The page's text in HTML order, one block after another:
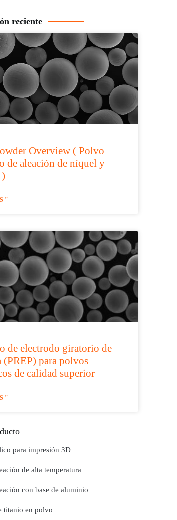
reciente
Overview ( Polvo
de aleación de níquel y
"
de electrodo giratorio de
(PREP) para polvos
de calidad superior
"
para impresión 3D
de alta temperatura
con base de aluminio
titanio en polvo